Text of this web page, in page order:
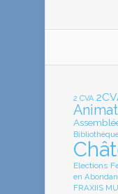
2 CVA
Elections
en
FRAXIIS